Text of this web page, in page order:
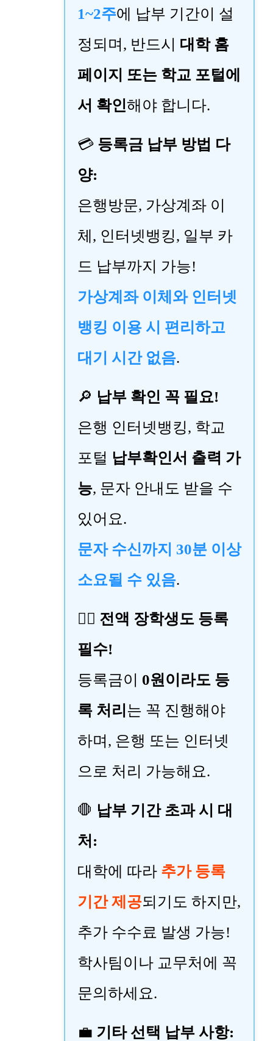
1~2주에 납부 기간이 설
정되며, 반드시 대학 홈
페이지 또는 학교 포털에
서 확인해야 합니다.
💳 등록금 납부 방법 다
양:
은행방문, 가상계좌 이
체, 인터넷뱅킹, 일부 카
드 납부까지 가능!
가상계좌 이체와 인터넷
뱅킹 이용 시 편리하고
대기 시간 없음.
🔎 납부 확인 꼭 필요!
은행 인터넷뱅킹, 학교
포털 납부확인서 출력 가
능, 문자 안내도 받을 수
있어요.
문자 수신까지 30분 이상
소요될 수 있음.
🙋‍♂️ 전액 장학생도 등록
필수!
등록금이 0원이라도 등
록 처리 는 꼭 진행해야
하며, 은행 또는 인터넷
으로 처리 가능해요.
🛑 납부 기간 초과 시 대
처:
대학에 따라 추가 등록
기간 제공되기도 하지만,
추가 수수료 발생 가능!
학사팀이나 교무처에 꼭
문의하세요.
💼 기타 선택 납부 사항: